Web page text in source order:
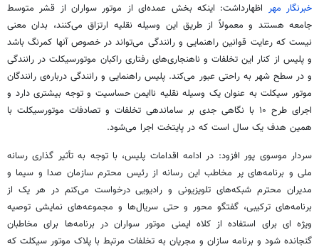
خبرنگار مهر اظهارداشت: اینکه بخش عمده‌ای از موتور سواران از قشر متوسط
جامعه هستند و معمولاً از طریق این وسیله نقلیه ارتزاق می‌کنند، بدان معنی
نیست که رعایت قوانین راهنمایی و رانندگی می‌تواند در خصوص آنها کمرنگ باشد
و پلیس از کنار این تخلفات و ناهنجاری‌های رفتاری راکبان موتورسیکلت در رانندگی
و در سطح شهر به راحتی عبور می‌کند. پلیس راهنمایی و رانندگی درباره‌ی رانندگان
موتور سیکلت به عنوان یک وسیله نقلیه ناایمن حساسیت و توجه بیشتری دارد و
اجرای طرح ۱۰ با نگاهی جدی بر ساماندهی تخلفات و تصادفات موتورسیکلت با
همین هدف یک سال است که در پایتخت اجرا می‌شود.
سردار موسوی پور افزود: در ادامه اقدامات پلیس، با توجه به تأثیر گذاری رسانه
ملی و برنامه‌های پر مخاطب این رسانه از رئیس محترم سازمان صدا و سیما و
مدیران محترم شبکه‌های تلویزیونی و رادیویی درخواست می‌کنم در هر یک از
برنامه‌های ترکیبی، گفتگو محور و حتی سریال‌ها و مجموعه‌های نمایشی توصیه
ویژه ای برای استفاده از کلاه ایمنی موتور سواران در برنامه‌ها برای مخاطبان
گنجانده شود و برنامه سازان و مجریان به تخلفات مرتبط با پلاک موتور سیکلت که